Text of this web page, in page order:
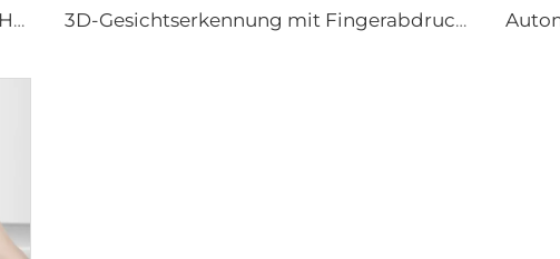
Fingerabdruck-Digital-Smart-Lock mit Hebelrand-Pin-Karten-Zapfen E3 3D-Gesichtserkennung mit Fingerabdruck-Wohntürschlössern Tenon A6 Pro